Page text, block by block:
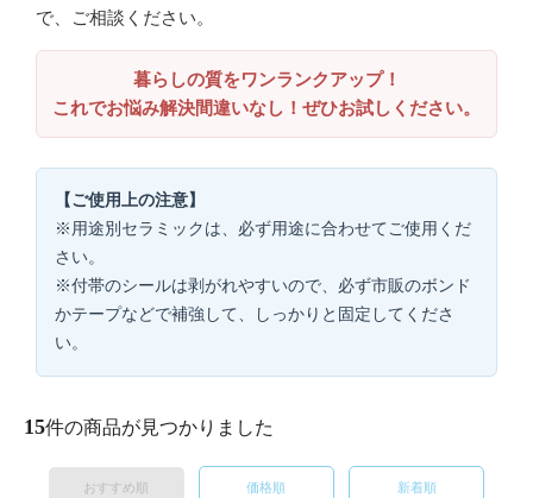
で、ご相談ください。
暮らしの質をワンランクアップ！
これでお悩み解決間違いなし！ぜひお試しください。
【ご使用上の注意】
※用途別セラミックは、必ず用途に合わせてご使用くだ
さい。
※付帯のシールは剥がれやすいので、必ず市販のボンド
かテープなどで補強して、しっかりと固定してくださ
い。
15件の商品が見つかりました
おすすめ順 価格順 新着順